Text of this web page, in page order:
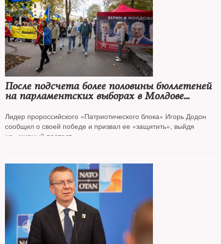
После подсчета более половины бюллетеней
на парламентских выборах в Молдове
партия PAS
Лидер пророссийского «Патриотического блока» Игорь Додон
сообщил о своей победе и призвал ее «защитить», выйдя
на «мирный протест»